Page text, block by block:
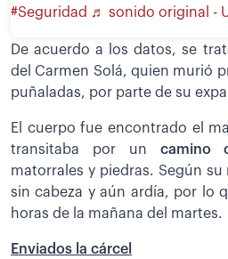
#Seguridad ♬ sonido original -
De acuerdo a los datos, se
del Carmen Solá, quien murió
puñaladas, por parte de su
El cuerpo fue encontrado el
transitaba por un camino
matorrales y piedras. Según
sin cabeza y aún ardía, por lo
horas de la mañana del martes.
Enviados la cárcel